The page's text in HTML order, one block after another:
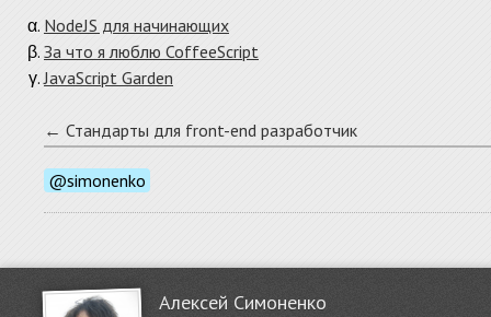
NodeJS для начинающих
За что я люблю CoffeeScript
JavaScript Garden
← Стандарты для front-end разработчик
@simonenko
Алексей Симоненко